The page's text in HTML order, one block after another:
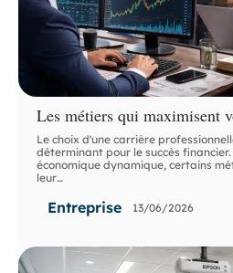
Les métiers qui maximisent
Le choix d'une carrière
déterminant pour le succès
économique dynamique, certains
leur…
Entreprise 13/06/2026